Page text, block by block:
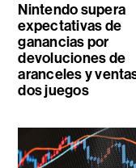
Nintendo supera
expectativas de
ganancias por
devoluciones de
aranceles y
dos juegos